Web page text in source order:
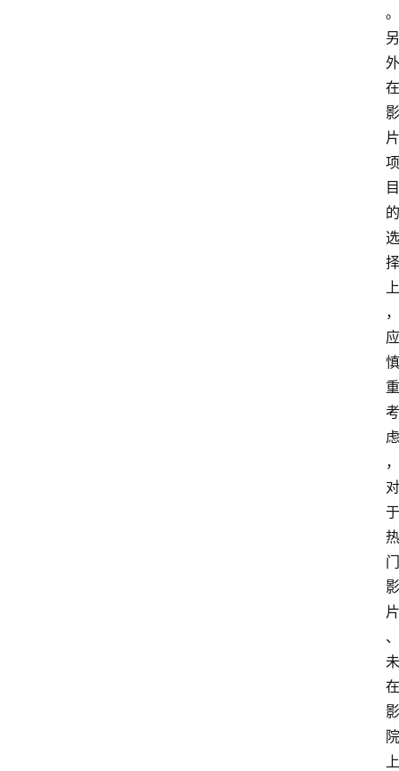
。
另
外
在
影
片
项
目
的
选
择
上
，
应
慎
重
考
虑
，
对
于
热
门
影
片
、
未
在
影
院
上